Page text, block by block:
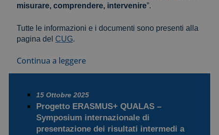
misurare, comprendere, intervenire”.
Tutte le informazioni e i documenti sono presenti alla
pagina del CUG.
Continua a leggere
15 Ottobre 2025
Progetto ERASMUS+ QUALAS –
Symposium internazionale di
presentazione dei risultati intermedi a